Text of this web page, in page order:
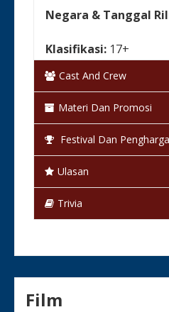
Negara & Tanggal
Klasifikasi: 17+
Bahasa:Bahasa
Warna: Berwarna
Selesai / Rilis
Cast And Crew
Materi Dan Promosi
Festival Dan
Ulasan
Trivia
Film